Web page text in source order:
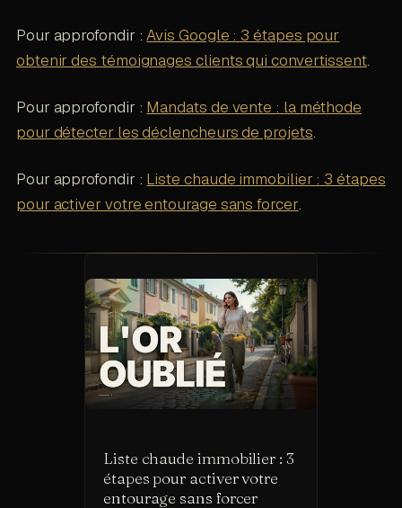
Pour approfondir :Avis Google : 3 étapes pour
obtenir des témoignages clients qui convertissent.
Pour approfondir : Mandats de vente : la méthode
pour détecter les déclencheurs de projets.
Pour approfondir : Liste chaude immobilier : 3 étapes
pour activer votre entourage sans forcer.
Liste chaude immobilier : 3
étapes pour activer votre
entourage sans forcer